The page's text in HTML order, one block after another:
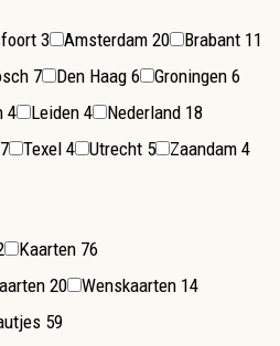
3 Amsterdam 20 Brabant 11
7 Den Haag 6 Groningen 6
4 Leiden 4 Nederland 18
Texel 4 Utrecht 5 Zaandam 4
Kaarten 76
20 Wenskaarten 14
59